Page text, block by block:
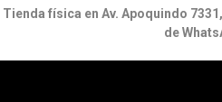
Tienda física en Av. Apoquindo
de